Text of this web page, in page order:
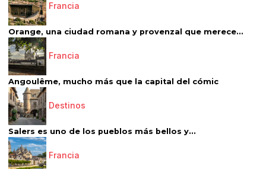
Francia
Orange, una ciudad romana y provenzal que merece...
Francia
Angoulême, mucho más que la capital del cómic
Destinos
Salers es uno de los pueblos más bellos y...
Francia